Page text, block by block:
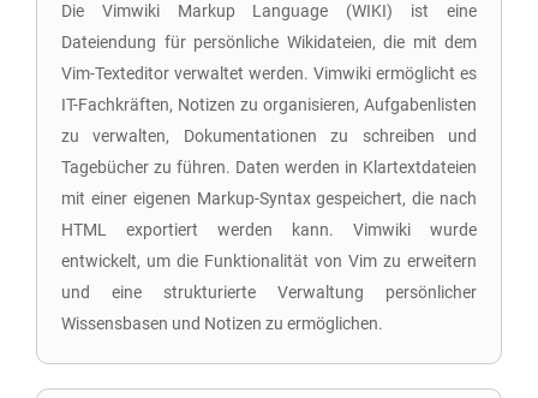
Die Vimwiki Markup Language (WIKI) ist eine
Dateiendung für persönliche Wikidateien, die mit dem
Vim-Texteditor verwaltet werden. Vimwiki ermöglicht es
IT-Fachkräften, Notizen zu organisieren, Aufgabenlisten
zu verwalten, Dokumentationen zu schreiben und
Tagebücher zu führen. Daten werden in Klartextdateien
mit einer eigenen Markup-Syntax gespeichert, die nach
HTML exportiert werden kann. Vimwiki wurde
entwickelt, um die Funktionalität von Vim zu erweitern
und eine strukturierte Verwaltung persönlicher
Wissensbasen und Notizen zu ermöglichen.